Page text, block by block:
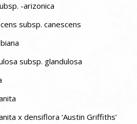
-arizonica
subsp. canescens
subsp. glandulosa
x densiflora ‘Austin Griffiths’